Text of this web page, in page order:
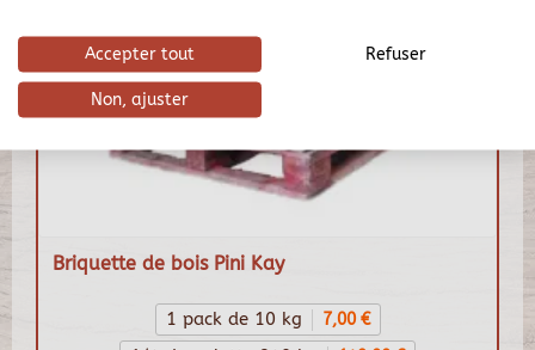
Briquette de bois Pini Kay
1 pack de 10 kg 7,00 €
Accepter tout Refuser
Non, ajuster